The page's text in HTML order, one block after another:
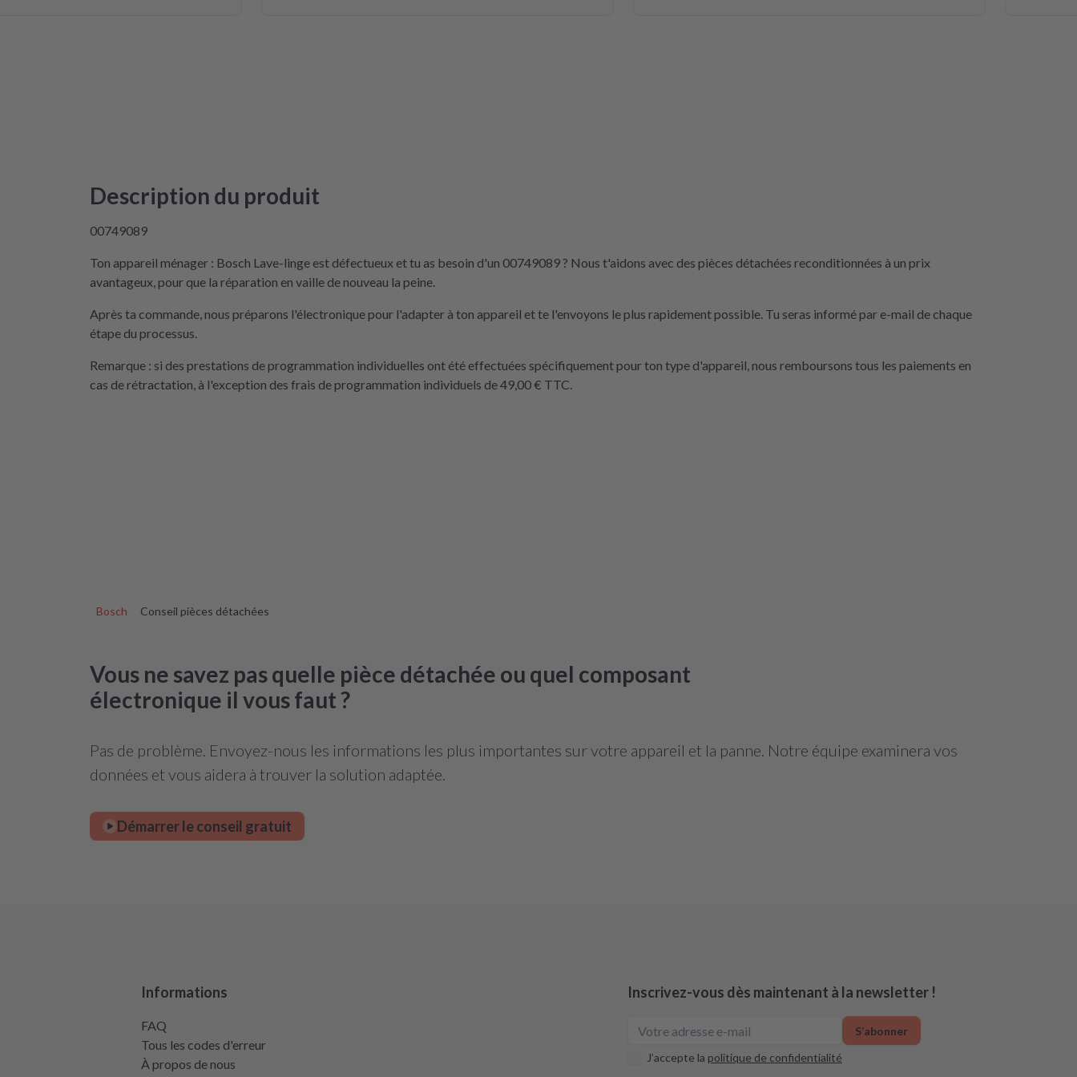
Description du produit
00749089
Ton appareil ménager : Bosch Lave-linge est défectueux et tu as besoin d'un 00749089 ? Nous t'aidons avec des pièces détachées reconditionnées à un prix
avantageux, pour que la réparation en vaille de nouveau la peine.
Après ta commande, nous préparons l'électronique pour l'adapter à ton appareil et te l'envoyons le plus rapidement possible. Tu seras informé par e-mail de chaque
étape du processus.
Remarque : si des prestations de programmation individuelles ont été effectuées spécifiquement pour ton type d'appareil, nous remboursons tous les paiements en
cas de rétractation, à l'exception des frais de programmation individuels de 49,00 € TTC.
Bosch Conseil pièces détachées
Vous ne savez pas quelle pièce détachée ou quel composant
électronique il vous faut ?
Pas de problème. Envoyez-nous les informations les plus importantes sur votre appareil et la panne. Notre équipe examinera vos
données et vous aidera à trouver la solution adaptée.
Démarrer le conseil gratuit
Informations
FAQ
Tous les codes d'erreur
À propos de nous
Inscrivez-vous dès maintenant à la newsletter !
J’accepte la politique de confidentialité
S’abonner